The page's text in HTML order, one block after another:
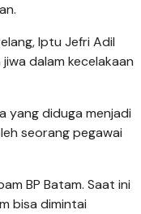
Iptu Jefri Adil
dalam kecelakaan
yang diduga menjadi
seorang pegawai
BP Batam. Saat ini
bisa dimintai